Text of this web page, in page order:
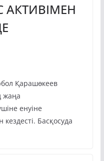
Қарашөкеев
жаңа
енуіне
Басқосуда